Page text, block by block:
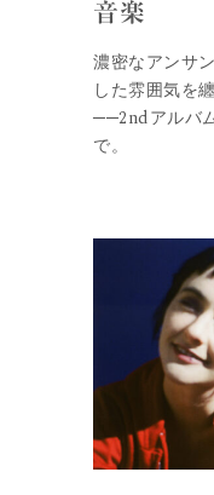
音楽
濃密なアンサ
した雰囲気を
──2ndアルバ
で。